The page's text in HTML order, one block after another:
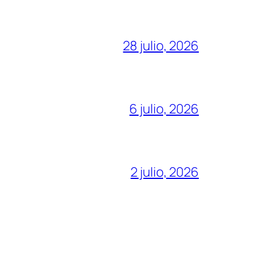
28 julio, 2026
6 julio, 2026
2 julio, 2026